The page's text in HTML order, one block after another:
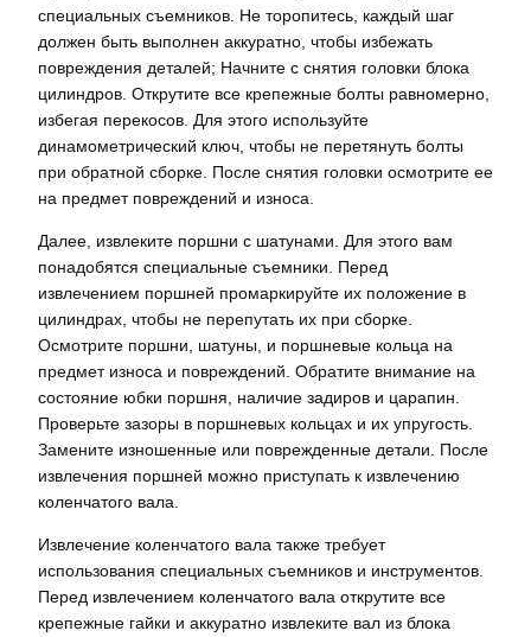
специальных съемников. Не торопитесь, каждый шаг
должен быть выполнен аккуратно, чтобы избежать
повреждения деталей; Начните с снятия головки блока
цилиндров. Открутите все крепежные болты равномерно,
избегая перекосов. Для этого используйте
динамометрический ключ, чтобы не перетянуть болты
при обратной сборке. После снятия головки осмотрите ее
на предмет повреждений и износа.
Далее, извлеките поршни с шатунами. Для этого вам
понадобятся специальные съемники. Перед
извлечением поршней промаркируйте их положение в
цилиндрах, чтобы не перепутать их при сборке.
Осмотрите поршни, шатуны, и поршневые кольца на
предмет износа и повреждений. Обратите внимание на
состояние юбки поршня, наличие задиров и царапин.
Проверьте зазоры в поршневых кольцах и их упругость.
Замените изношенные или поврежденные детали. После
извлечения поршней можно приступать к извлечению
коленчатого вала.
Извлечение коленчатого вала также требует
использования специальных съемников и инструментов.
Перед извлечением коленчатого вала открутите все
крепежные гайки и аккуратно извлеките вал из блока